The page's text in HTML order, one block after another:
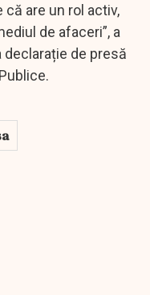
are un rol activ,
de afaceri”, a
de presă